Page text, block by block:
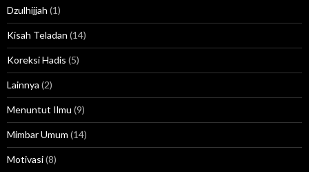
Dzulhijjah (1)
Kisah Teladan (14)
Koreksi Hadis (5)
Lainnya (2)
Menuntut Ilmu (9)
Mimbar Umum (14)
Motivasi(8)